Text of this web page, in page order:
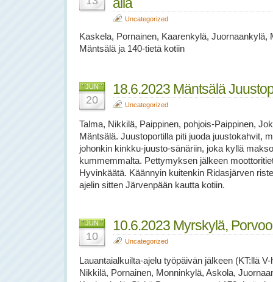
Uncategorized
Kaskela, Pornainen, Kaarenkylä, Juornaankylä,
Mäntsälä ja 140-tietä kotiin
JUN
20
18.6.2023 Mäntsälä
Uncategorized
Talma, Nikkilä, Paippinen, pohjois-Paippinen,
Mäntsälä. Juustoportilla piti juoda juustokahvit,
johonkin kinkku-juusto-sänäriin, joka kyllä
kummemmalta. Pettymyksen jälkeen
Hyvinkäätä. Käännyin kuitenkin Ridasjärven
ajelin sitten Järvenpään kautta kotiin.
JUN
10
10.6.2023 Myrskylä, Porvoo
Uncategorized
Lauantaialkuilta-ajelu työpäivän jälkeen (KT:llä
Nikkilä, Pornainen, Monninkylä, Askola,